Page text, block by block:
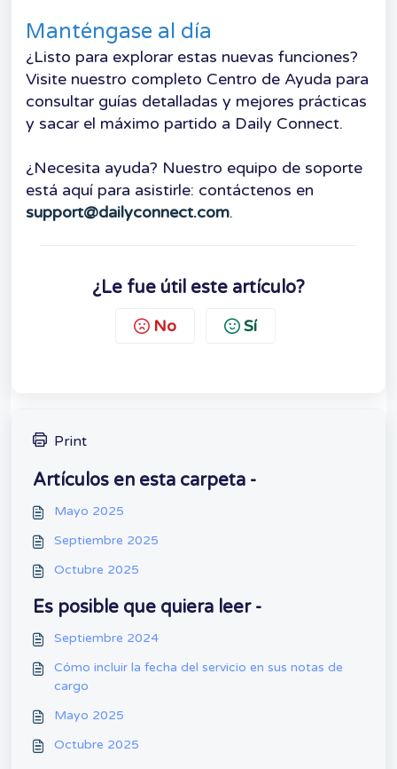
Manténgase al día
¿Listo para explorar estas nuevas funciones?
Visite nuestro completo Centro de Ayuda para
consultar guías detalladas y mejores prácticas
y sacar el máximo partido a Daily Connect.
¿Necesita ayuda? Nuestro equipo de soporte
está aquí para asistirle: contáctenos en
support@dailyconnect.com.
¿Le fue útil este artículo?
No Sí
Print
Artículos en esta carpeta -
Mayo 2025
Septiembre 2025
Octubre 2025
Es posible que quiera leer -
Septiembre 2024
Cómo incluir la fecha del servicio en sus notas de
cargo
Mayo 2025
Octubre 2025